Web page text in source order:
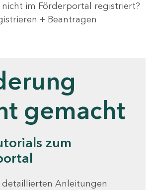
nicht im Förderportal registriert?
+ Beantragen
gemacht
zum
detaillierten Anleitungen